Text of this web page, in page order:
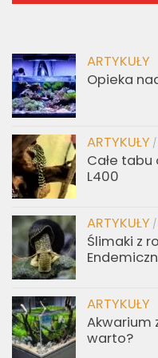
ARTYKUŁY
Opieka
ARTYKUŁY /
Całe tabu
L400
ARTYKUŁY /
Ślimaki z
ARTYKUŁY
Akwarium
warto?